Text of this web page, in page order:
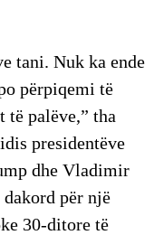
tani. Nuk ka ende
përpiqemi të
palëve,” tha
presidentëve
dhe Vladimir
për një
30-ditore të